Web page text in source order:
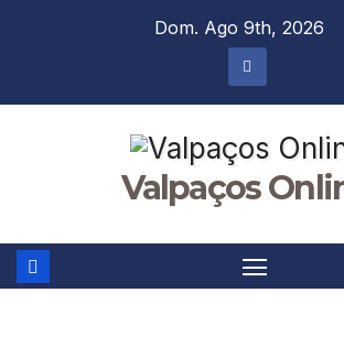
Dom. Ago 9th, 2026
Valpaços